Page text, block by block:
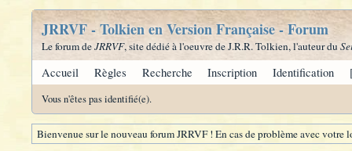
JRRVF - Tolkien en Version Française - Forum
Le forum deJRRVF, site dédié à l'oeuvre de J.R.R. Tolkien, l'auteur du
Accueil Règles Recherche Inscription Identification
Vous n'êtes pas identifié(e).
Bienvenue sur le nouveau forum JRRVF ! En cas de problème avec